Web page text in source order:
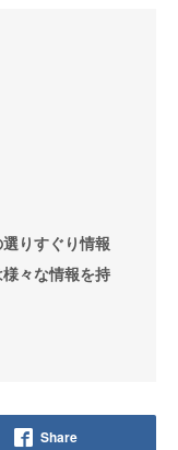
りすぐり情報
々な情報を持
Share